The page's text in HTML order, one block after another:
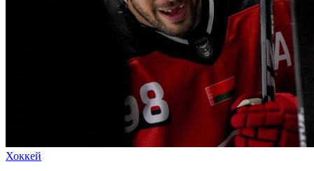
Хоккей